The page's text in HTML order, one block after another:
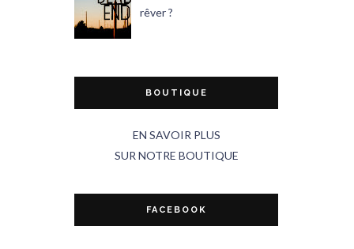
rêver ?
BOUTIQUE
EN SAVOIR PLUS
SUR NOTRE BOUTIQUE
FACEBOOK